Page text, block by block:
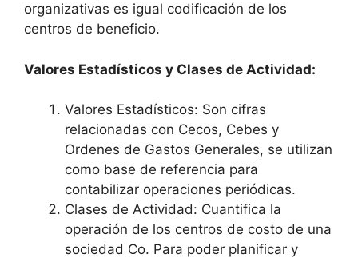
organizativas es igual codificación de los
centros de beneficio.
Valores Estadísticos y Clases de Actividad:
Valores Estadísticos: Son cifras
relacionadas con Cecos, Cebes y
Ordenes de Gastos Generales, se utilizan
como base de referencia para
contabilizar operaciones periódicas.
Clases de Actividad: Cuantifica la
operación de los centros de costo de una
sociedad Co. Para poder planificar y